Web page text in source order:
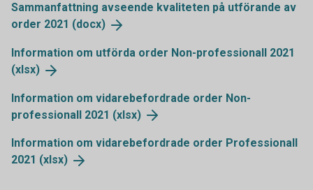
Sammanfattning avseende kvaliteten på utförande av
order 2021 (docx)
Information om utförda order Non-professionall 2021
(xlsx)
Information om vidarebefordrade order Non-
professionall 2021 (xlsx)
Information om vidarebefordrade order Professionall
2021 (xlsx)